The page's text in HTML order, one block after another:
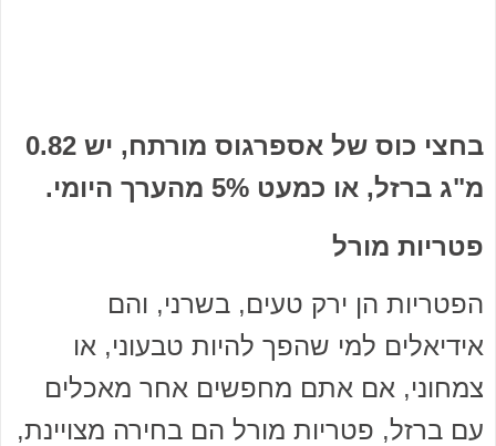
בחצי כוס של אספרגוס מורתח, יש 0.82
מ"ג ברזל, או כמעט 5% מהערך היומי.
פטריות מורל
הפטריות הן ירק טעים, בשרני, והם
אידיאלים למי שהפך להיות טבעוני, או
צמחוני, אם אתם מחפשים אחר מאכלים
עם ברזל, פטריות מורל הם בחירה מצויינת,